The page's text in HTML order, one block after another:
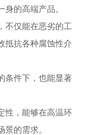
的高端产品。
不仅能在恶劣的工
抵抗各种腐蚀性介
条件下，也能显著
性，能够在高温环
的需求。